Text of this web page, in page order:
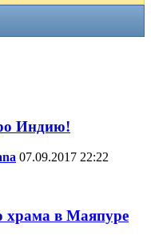
Индию!
07.09.2017 22:22
храма в Маяпуре